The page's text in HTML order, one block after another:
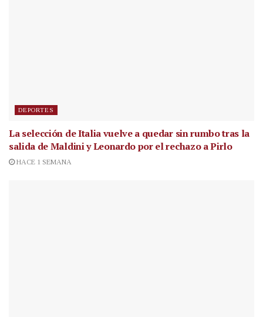
DEPORTES
La selección de Italia vuelve a quedar sin rumbo tras la
salida de Maldini y Leonardo por el rechazo a Pirlo
HACE 1 SEMANA